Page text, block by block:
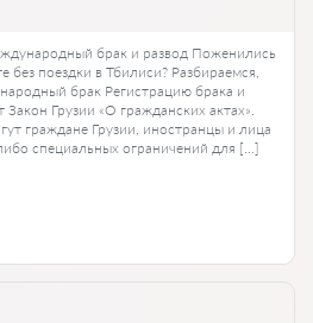
брак и развод Поженились
без поездки в Тбилиси? Разбираемся,
брак Регистрацию брака и
Закон Грузии «О гражданских актах».
граждане Грузии, иностранцы и лица
специальных ограничений для […]